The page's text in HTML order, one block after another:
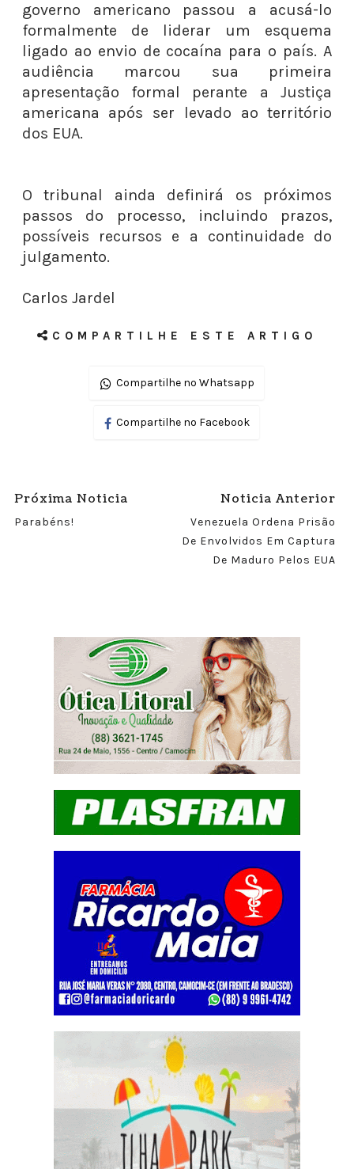
governo americano passou a acusá-lo
formalmente de liderar um esquema
ligado ao envio de cocaína para o país. A
audiência marcou sua primeira
apresentação formal perante a Justiça
americana após ser levado ao território
dos EUA.
O tribunal ainda definirá os próximos
passos do processo, incluindo prazos,
possíveis recursos e a continuidade do
julgamento.
Carlos Jardel
COMPARTILHE ESTE ARTIGO
Compartilhe no Whatsapp
Compartilhe no Facebook
Próxima Noticia
Parabéns!
Noticia Anterior
Venezuela Ordena Prisão
De Envolvidos Em Captura
De Maduro Pelos EUA